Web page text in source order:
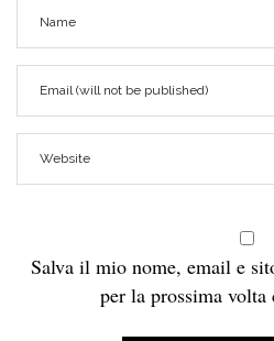
Salva il mio nome, email e
per la prossima volta